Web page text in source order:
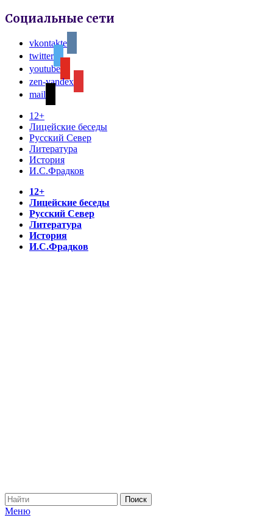
Социальные сети
vkontakte
twitter
youtube
zen-yandex
mail
12+
Лицейские беседы
Русский Север
Литература
История
И.С.Фрадков
12+
Лицейские беседы
Русский Север
Литература
История
И.С.Фрадков
Меню